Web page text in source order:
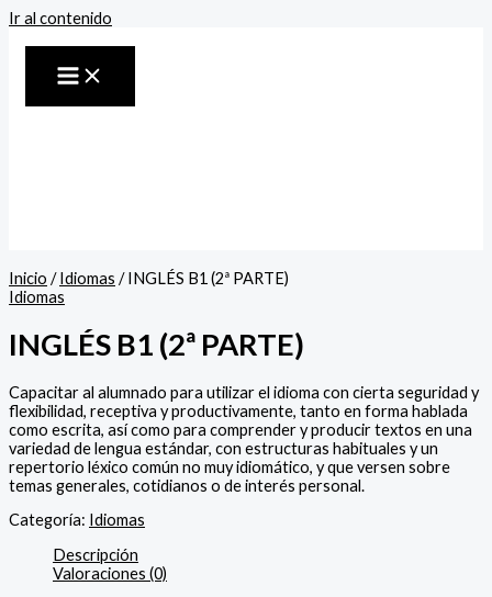
Ir al contenido
Inicio /Idiomas / INGLÉS B1 (2ª PARTE)
Idiomas
INGLÉS B1 (2ª PARTE)
Capacitar al alumnado para utilizar el idioma con cierta seguridad y
flexibilidad, receptiva y productivamente, tanto en forma hablada
como escrita, así como para comprender y producir textos en una
variedad de lengua estándar, con estructuras habituales y un
repertorio léxico común no muy idiomático, y que versen sobre
temas generales, cotidianos o de interés personal.
Categoría: Idiomas
Descripción
Valoraciones (0)